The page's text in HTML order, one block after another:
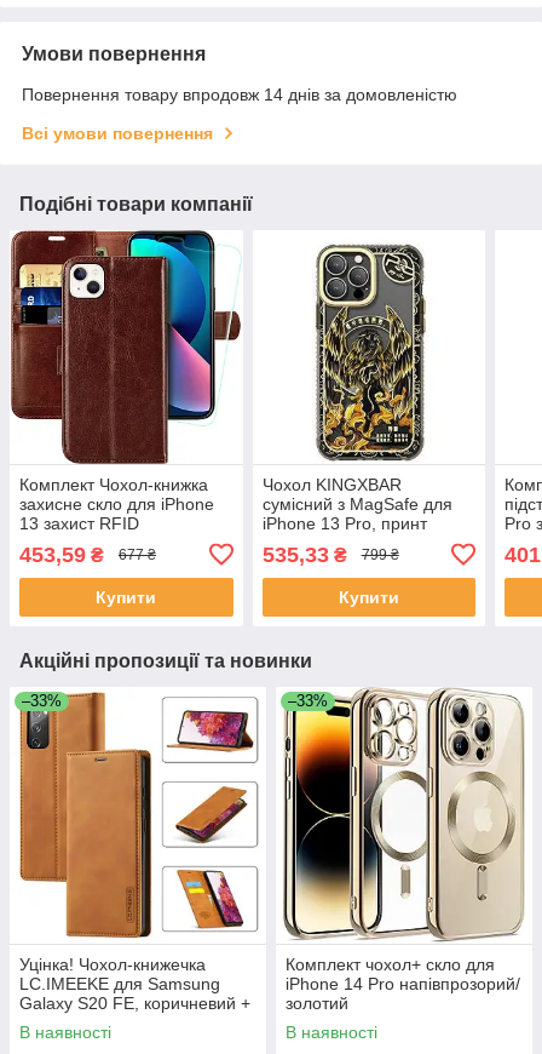
Умови повернення
Повернення товару впродовж 14 днів за домовленістю
Всі умови повернення
Подібні товари компанії
Комплект Чохол-книжка
захисне скло для iPhone
13 захист RFID
453,59 ₴ 677 ₴
Купити
Чохол KINGXBAR
сумісний з MagSafe для
iPhone 13 Pro, принт
535,33₴ 799 ₴
Купити
Pro
Акційні пропозиції та новинки
–33%
Уцінка! Чохол-книжечка
LC.IMEEKE для Samsung
Galaxy S20 FE, коричневий +
захисне скло
В наявності
–33%
Комплект чохол+ скло для
iPhone 14 Pro напівпрозорий/
золотий
В наявності